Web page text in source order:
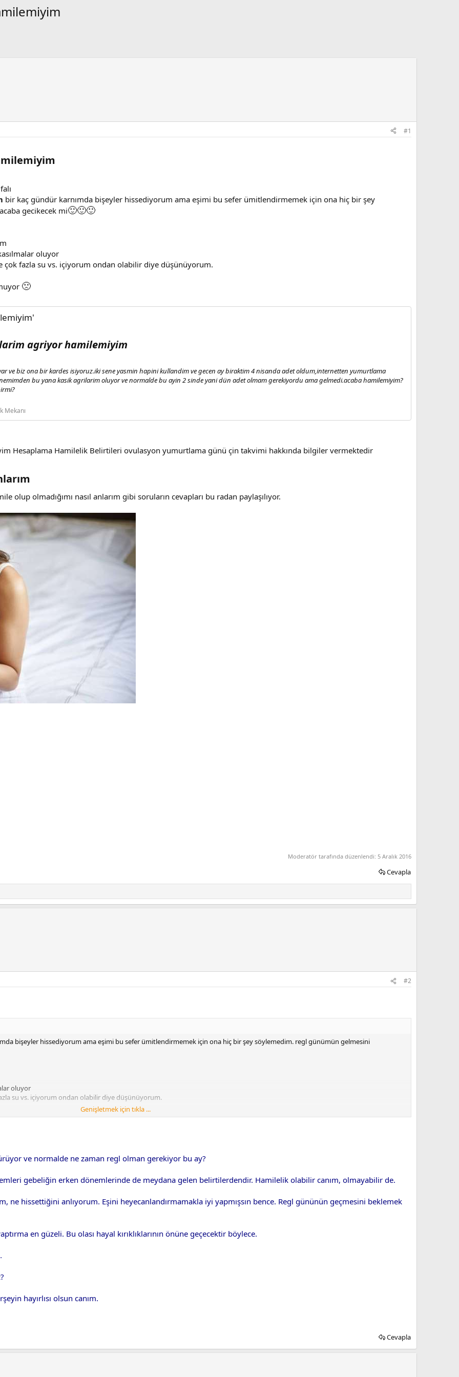
#1
bir kaç gündür karnımda bişeyler hissediyorum ama eşimi bu sefer ümitlendirmemek için ona hiç bir şey
gecikecek mi🙂🙂🙂
oluyor
çok fazla su vs. içiyorum ondan olabilir diye düşünüyorum.
🙁
agriyor hamilemiyim
ve biz ona bir kardes isiyoruz.iki sene yasmin hapini kullandim ve gecen ay biraktim 4 nisanda adet oldum,internetten yumurtlama
bu yana kasik agrilarim oluyor ve normalde bu ayin 2 sinde yani dün adet olmam gerekiyordu ama gelmedi.acaba hamilemiyim?
Mekanı
Hesaplama Hamilelik Belirtileri ovulasyon yumurtlama günü çin takvimi hakkında bilgiler vermektedir
olmadığımı nasıl anlarım gibi soruların cevapları bu radan paylaşılıyor.
Moderatör tarafında düzenlendi: 5 Aralık 2016
Cevapla
#2
bişeyler hissediyorum ama eşimi bu sefer ümitlendirmemek için ona hiç bir şey söylemedim. regl günümün gelmesini
oluyor
su vs. içiyorum ondan olabilir diye düşünüyorum.
🙁
Genişletmek için tıkla ...
ve normalde ne zaman regl olman gerekiyor bu ay?
gebeliğin erken dönemlerinde de meydana gelen belirtilerdendir. Hamilelik olabilir canım, olmayabilir de.
hissettiğini anlıyorum. Eşini heyecanlandırmamakla iyi yapmışsın bence. Regl gününün geçmesini beklemek
en güzeli. Bu olası hayal kırıklıklarının önüne geçecektir böylece.
hayırlısı olsun canım.
Cevapla